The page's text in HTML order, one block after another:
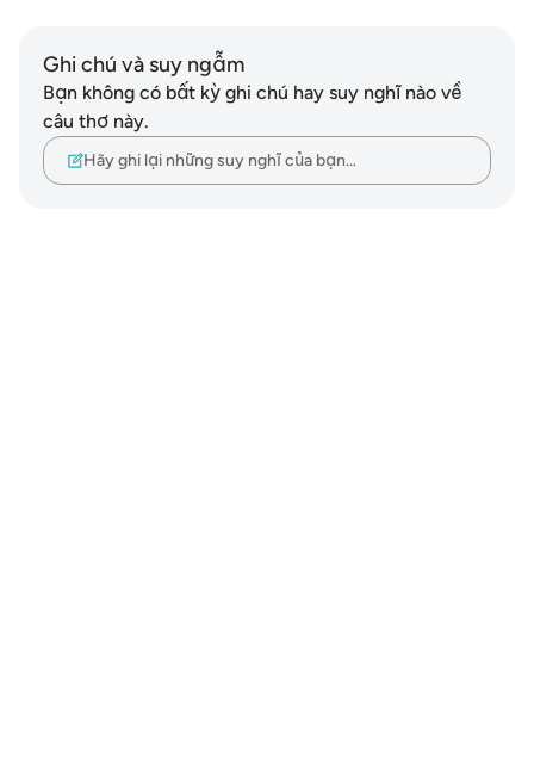
Ghi chú và suy ngẫm
Bạn không có bất kỳ ghi chú hay suy nghĩ nào về
câu thơ này.
Hãy ghi lại những suy nghĩ của bạn…